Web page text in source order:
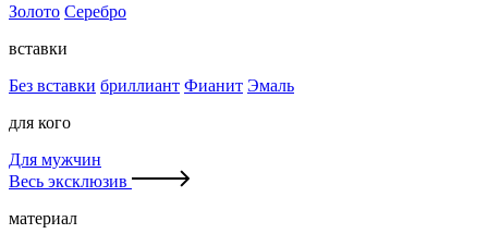
Золото Серебро
вставки
Без вставки бриллиант Фианит Эмаль
для кого
Для мужчин
Весь эксклюзив
материал